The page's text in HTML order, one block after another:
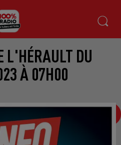
L'HÉRAULT DU
À 07H00